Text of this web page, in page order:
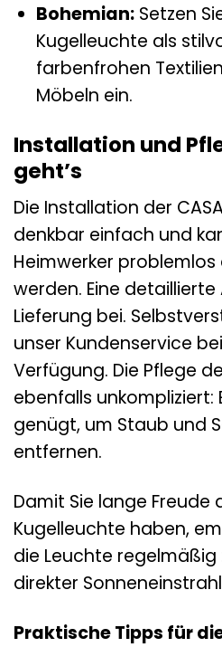
Bohemian:Setzen
Kugelleuchte als
farbenfrohen
Möbeln ein.
Installation und
geht’s
Die Installation der
denkbar einfach und
Heimwerker
werden. Eine
Lieferung bei.
unser Kundenservice
Verfügung. Die Pflege
ebenfalls unkompliziert:
genügt, um Staub und
entfernen.
Damit Sie lange Freude
Kugelleuchte haben,
die Leuchte
direkter
Praktische Tipps für